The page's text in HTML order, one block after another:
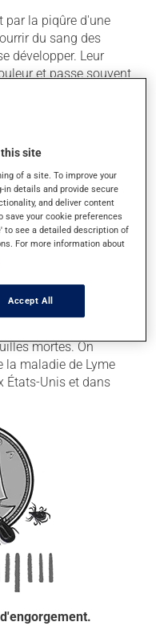
par la piqûre d'une
du sang des
développer. Leur
et passe souvent
est de
et elle peut tripler
sang, pour
pomme.
peuvent
Elles sont de très
la peau plus
La tique infectée doit
la peau durant une
pour transmettre la
mortes. On
la maladie de Lyme
États-Unis et dans
this site
of a site. To improve your
in details and provide secure
and deliver content
your cookie preferences
to see a detailed description of
For more information about
Accept All